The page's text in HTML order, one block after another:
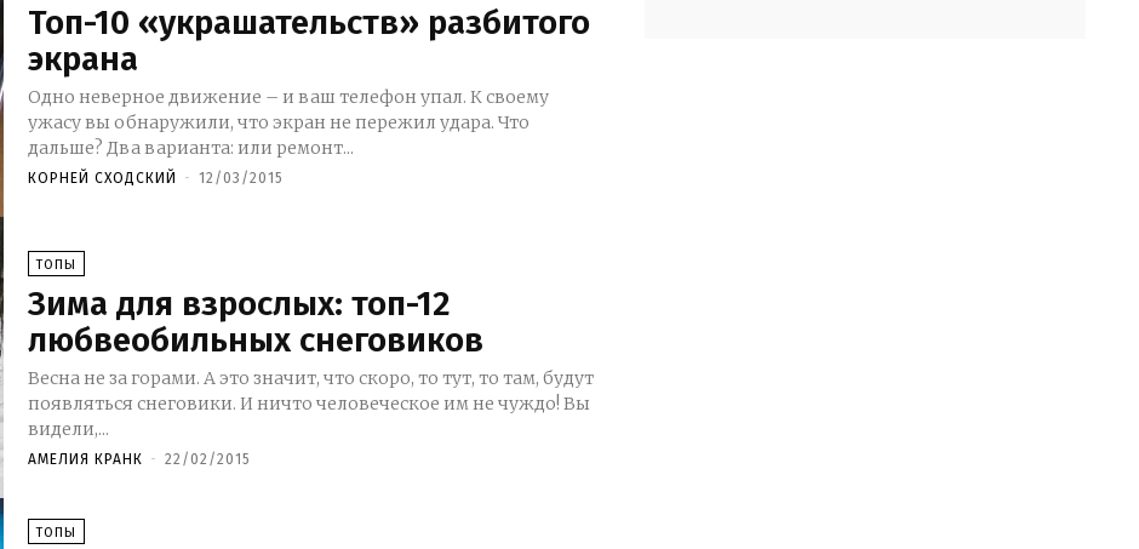
Топ-10 «украшательств» разбитого
экрана
Одно неверное движение – и ваш телефон упал. К своему
ужасу вы обнаружили, что экран не пережил удара. Что
дальше? Два варианта: или ремонт...
КОРНЕЙ СХОДСКИЙ - 12/03/2015
ТОПЫ
Зима для взрослых: топ-12
любвеобильных снеговиков
Весна не за горами. А это значит, что скоро, то тут, то там, будут
появляться снеговики. И ничто человеческое им не чуждо! Вы
видели,...
АМЕЛИЯ КРАНК - 22/02/2015
ТОПЫ